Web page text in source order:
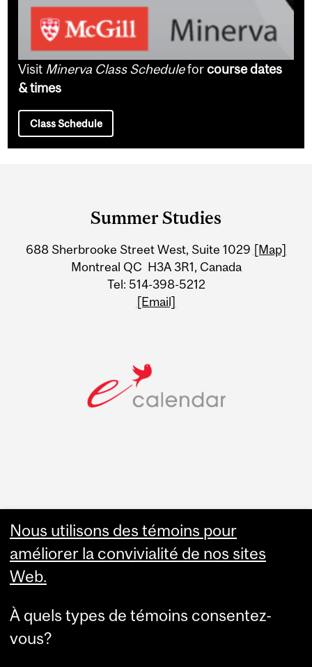
Visit Minerva Class Scheduleforcourse dates
& times
Class Schedule
Information
Summer Studies
688 Sherbrooke Street West, Suite 1029 [Map]
Montreal QC H3A 3R1, Canada
Tel: 514-398-5212
[Email]
Faculty Links
Contact
Nous utilisons des témoins pour
améliorer la convivialité de nos sites
Web.
À quels types de témoins consentez-
vous?